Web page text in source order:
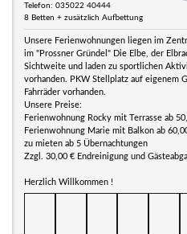
Telefon: 035022 40444
8 Betten + zusätzlich Aufbettung
Unsere Ferienwohnungen liegen im
im "Prossner Gründel" Die Elbe, der
Sichtweite und laden zu sportlichen
vorhanden. PKW Stellplatz auf eigenem
Fahrräder vorhanden.
Unsere Preise:
Ferienwohnung Rocky mit Terrasse ab
Ferienwohnung Marie mit Balkon ab
zu mieten ab 5 Übernachtungen
Zzgl. 30,00 € Endreinigung und
Herzlich Willkommen !